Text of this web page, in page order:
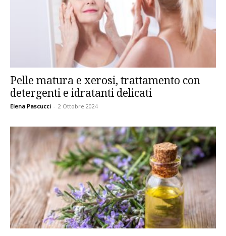
Pelle matura e xerosi, trattamento con
detergenti e idratanti delicati
Elena Pascucci - 2 Ottobre 2024